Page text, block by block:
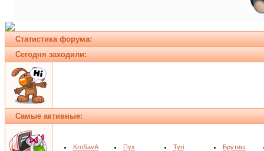
Статистика форума:
Сегодня заходили:
Самые активные:
KroSavA Пух Tyri Брутиш